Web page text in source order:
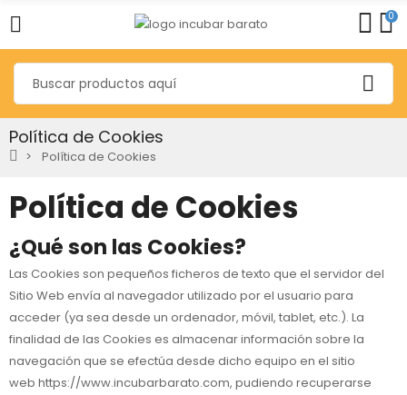
0
Política de Cookies
Política de Cookies
Política de Cookies
¿Qué son las Cookies?
Las Cookies son pequeños ficheros de texto que el servidor del
Sitio Web envía al navegador utilizado por el usuario para
acceder (ya sea desde un ordenador, móvil, tablet, etc.). La
finalidad de las Cookies es almacenar información sobre la
navegación que se efectúa desde dicho equipo en el sitio
web https://www.incubarbarato.com, pudiendo recuperarse